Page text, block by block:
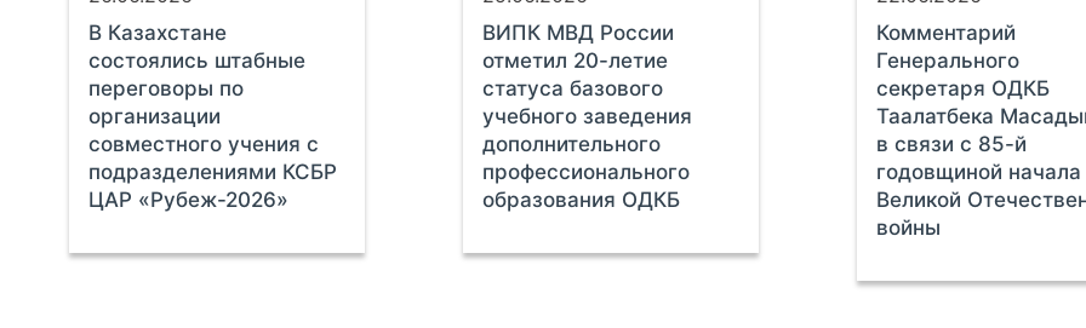
В Казахстане
состоялись штабные
переговоры по
организации
совместного учения с
подразделениями КСБР
ЦАР «Рубеж-2026»
ВИПК МВД России
отметил 20-летие
статуса базового
учебного заведения
дополнительного
профессионального
образования ОДКБ
Комментарий
Генерального
секретаря ОДКБ
Таалатбека
в связи с 85-й
годовщиной начала
Великой
войны